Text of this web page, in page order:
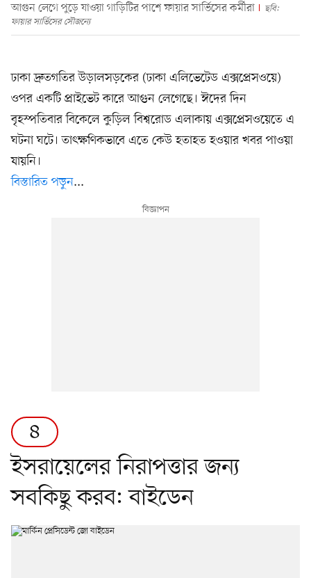
আগুন লেগে পুড়ে যাওয়া গাড়িটির পাশে ফায়ার সার্ভিসের কর্মীরা
ছবি:
ফায়ার সার্ভিসের সৌজন্যে
ঢাকা দ্রুতগতির উড়ালসড়কের (ঢাকা এলিভেটেড এক্সপ্রেসওয়ে)
ওপর একটি প্রাইভেট কারে আগুন লেগেছে। ঈদের দিন
বৃহস্পতিবার বিকেলে কুড়িল বিশ্বরোড এলাকায় এক্সপ্রেসওয়েতে এ
ঘটনা ঘটে। তাৎক্ষণিকভাবে এতে কেউ হতাহত হওয়ার খবর পাওয়া
যায়নি।
বিস্তারিত পড়ুন...
৪
ইসরায়েলের নিরাপত্তার জন্য
সবকিছু করব: বাইডেন